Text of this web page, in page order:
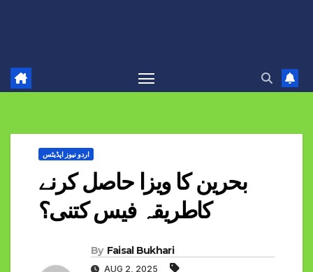
اردو نیوز اپڈیٹس
بحرین کا ویزا حاصل کرنے
کاطریقہ فیس کتنی؟
By Faisal Bukhari
AUG 2, 2025